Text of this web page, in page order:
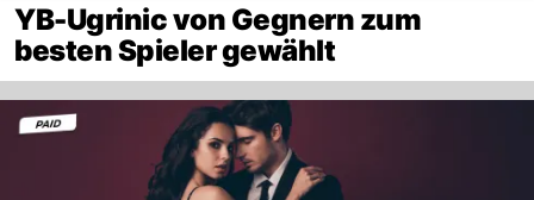
YB-Ugrinic von Gegnern zum
besten Spieler gewählt